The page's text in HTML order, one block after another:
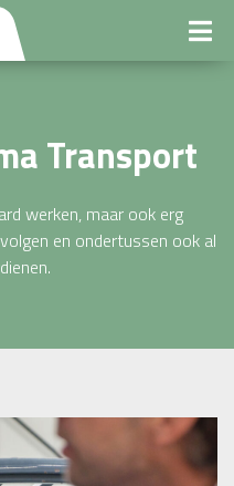
Transport
werken, maar ook erg
en ondertussen ook al